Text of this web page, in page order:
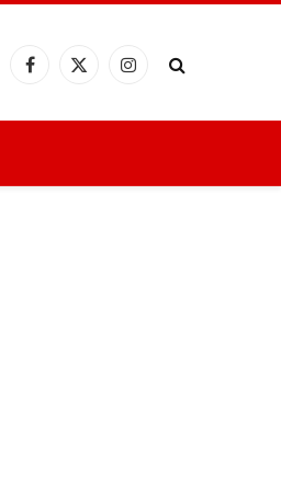
Facebook
X
Instagram